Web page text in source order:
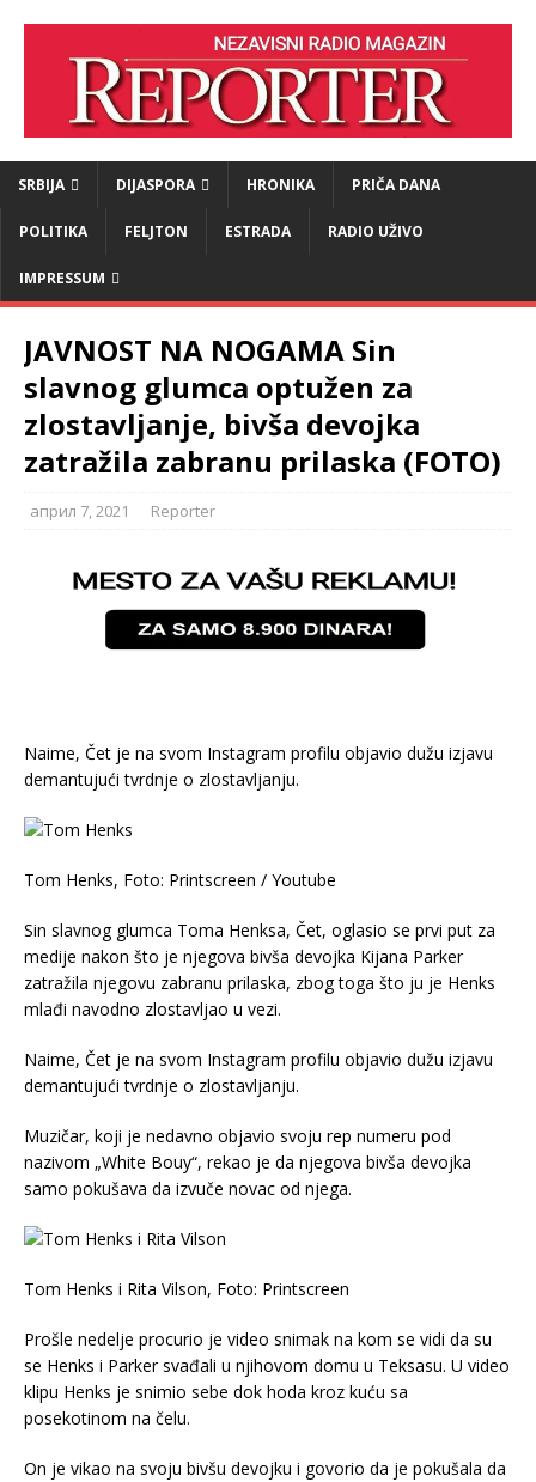
SRBIJA DIJASPORA HRONIKA PRIČA DANA
POLITIKA FELJTON ESTRADA RADIO UŽIVO
IMPRESSUM
JAVNOST NA NOGAMA Sin
slavnog glumca optužen za
zlostavljanje, bivša devojka
zatražila zabranu prilaska (FOTO)
април 7, 2021 Reporter
Naime, Čet je na svom Instagram profilu objavio dužu izjavu
demantujući tvrdnje o zlostavljanju.
Tom Henks, Foto: Printscreen / Youtube
Sin slavnog glumca Toma Henksa, Čet, oglasio se prvi put za
medije nakon što je njegova bivša devojka Kijana Parker
zatražila njegovu zabranu prilaska, zbog toga što ju je Henks
mlađi navodno zlostavljao u vezi.
Naime, Čet je na svom Instagram profilu objavio dužu izjavu
demantujući tvrdnje o zlostavljanju.
Muzičar, koji je nedavno objavio svoju rep numeru pod
nazivom „White Bouy“, rekao je da njegova bivša devojka
samo pokušava da izvuče novac od njega.
Tom Henks i Rita Vilson, Foto: Printscreen
Prošle nedelje procurio je video snimak na kom se vidi da su
se Henks i Parker svađali u njihovom domu u Teksasu. U video
klipu Henks je snimio sebe dok hoda kroz kuću sa
posekotinom na čelu.
On je vikao na svoju bivšu devojku i govorio da je pokušala da